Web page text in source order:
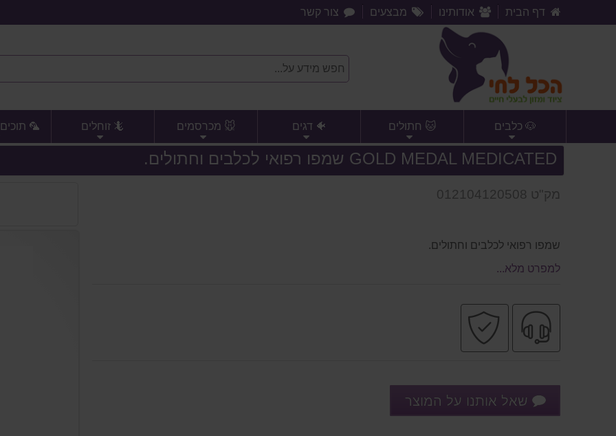
דף הבית אודותינו מבצעים צור קשר
🐶 כלבים 🐱 חתולים 🐠 דגים 🐭 מכרסמים 🦎 זוחלים 🦜 תוכים
GOLD MEDAL MEDICATED שמפו רפואי לכלבים וחתולים.
מק"ט 012104120508
שמפו רפואי לכלבים וחתולים.
למפרט מלא...
שירות
מקצועי
שאל אותנו על המוצר